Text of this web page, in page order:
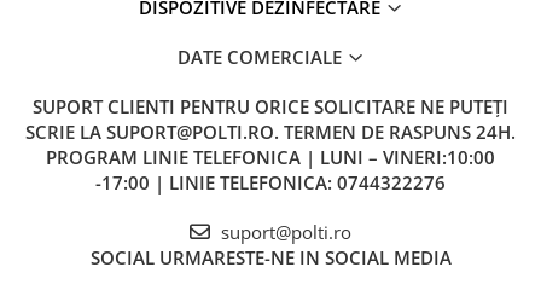
DISPOZITIVE DEZINFECTARE
DATE COMERCIALE
SUPORT CLIENTI PENTRU ORICE SOLICITARE NE PUTEȚI
SCRIE LA SUPORT@POLTI.RO. TERMEN DE RASPUNS 24H.
PROGRAM LINIE TELEFONICA | LUNI – VINERI:10:00
-17:00 | LINIE TELEFONICA: 0744322276
suport@polti.ro
SOCIAL URMARESTE-NE IN SOCIAL MEDIA